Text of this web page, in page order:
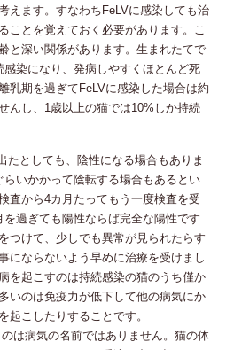
えます。すなわちFeLVに感染しても治
ことを覚えておく必要があります。こ
と深い関係があります。生まれたてで
染になり、発病しやすくほとんど死
乳期を過ぎてFeLVに感染した場合は約
んし、1歳以上の猫では10%しか持続
たとしても、陰性になる場合もありま
いかかって陰転する場合もあるとい
査から4カ月たってもう一度検査を受
過ぎても陽性ならば完全な陽性です
つけて、少しでも異常が見られたらす
にならないよう早めに治療を受けまし
を起こすのは持続感染の猫のうち僅か
いのは免疫力が低下して他の病気にか
起こしたりすることです。
は病気の名前ではありません。猫の体